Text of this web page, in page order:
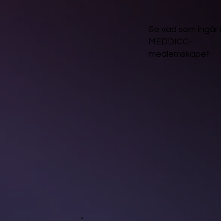
Se vad som ingår i
MEDDICC-
medlemskapet